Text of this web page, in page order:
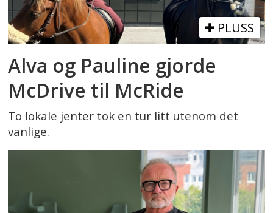
PLUSS
Alva og Pauline gjorde
McDrive til McRide
To lokale jenter tok en tur litt utenom det
vanlige.